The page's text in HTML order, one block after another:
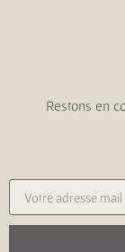
Restons en